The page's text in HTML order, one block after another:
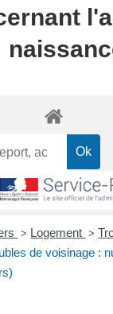
> Logement >
de voisinage :